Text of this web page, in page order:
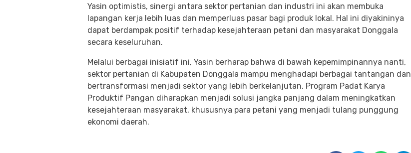
Yasin optimistis, sinergi antara sektor pertanian dan industri ini akan membuka
lapangan kerja lebih luas dan memperluas pasar bagi produk lokal. Hal ini diyakininya
dapat berdampak positif terhadap kesejahteraan petani dan masyarakat Donggala
secara keseluruhan.
Melalui berbagai inisiatif ini, Yasin berharap bahwa di bawah kepemimpinannya nanti,
sektor pertanian di Kabupaten Donggala mampu menghadapi berbagai tantangan dan
bertransformasi menjadi sektor yang lebih berkelanjutan. Program Padat Karya
Produktif Pangan diharapkan menjadi solusi jangka panjang dalam meningkatkan
kesejahteraan masyarakat, khususnya para petani yang menjadi tulang punggung
ekonomi daerah.